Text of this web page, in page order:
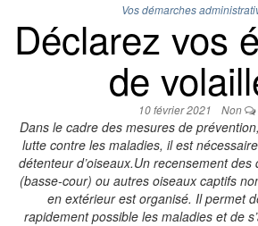
Vos démarches
Déclarez vos
de
10 février 2021 Non
Dans le cadre des mesures de
lutte contre les maladies, il est
détenteur d’oiseaux.Un recensement
(basse-cour) ou autres oiseaux captifs
en extérieur est organisé. Il permet
rapidement possible les maladies et de